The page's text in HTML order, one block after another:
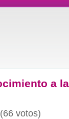
a la
votos)